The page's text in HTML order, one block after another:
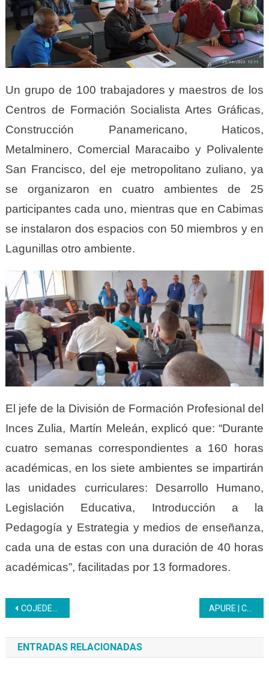
Un grupo de 100 trabajadores y maestros de los
Centros de Formación Socialista Artes Gráficas,
Construcción Panamericano, Haticos,
Metalminero, Comercial Maracaibo y Polivalente
San Francisco, del eje metropolitano zuliano, ya
se organizaron en cuatro ambientes de 25
participantes cada uno, mientras que en Cabimas
se instalaron dos espacios con 50 miembros y en
Lagunillas otro ambiente.
El jefe de la División de Formación Profesional del
Inces Zulia, Martín Meleán, explicó que: “Durante
cuatro semanas correspondientes a 160 horas
académicas, en los siete ambientes se impartirán
las unidades curriculares: Desarrollo Humano,
Legislación Educativa, Introducción a la
Pedagogía y Estrategia y medios de enseñanza,
cada una de estas con una duración de 40 horas
académicas”, facilitadas por 13 formadores.
Navegación
de
entradas
COJEDES | Con 29 participantes inició proceso formativo en Repostería y Pastelería APURE | Convenio Inces-Unesr se fortalece en la región apureña
ENTRADAS RELACIONADAS